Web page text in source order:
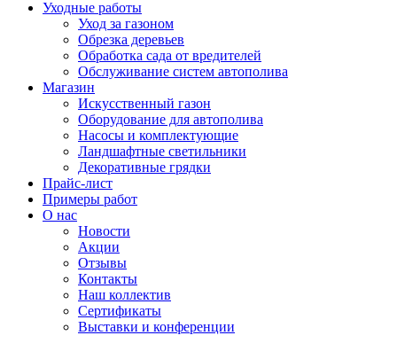
Уходные работы
Уход за газоном
Обрезка деревьев
Обработка сада от вредителей
Обслуживание систем автополива
Магазин
Искусственный газон
Оборудование для автополива
Насосы и комплектующие
Ландшафтные светильники
Декоративные грядки
Прайс-лист
Примеры работ
О нас
Новости
Акции
Отзывы
Контакты
Наш коллектив
Сертификаты
Выставки и конференции